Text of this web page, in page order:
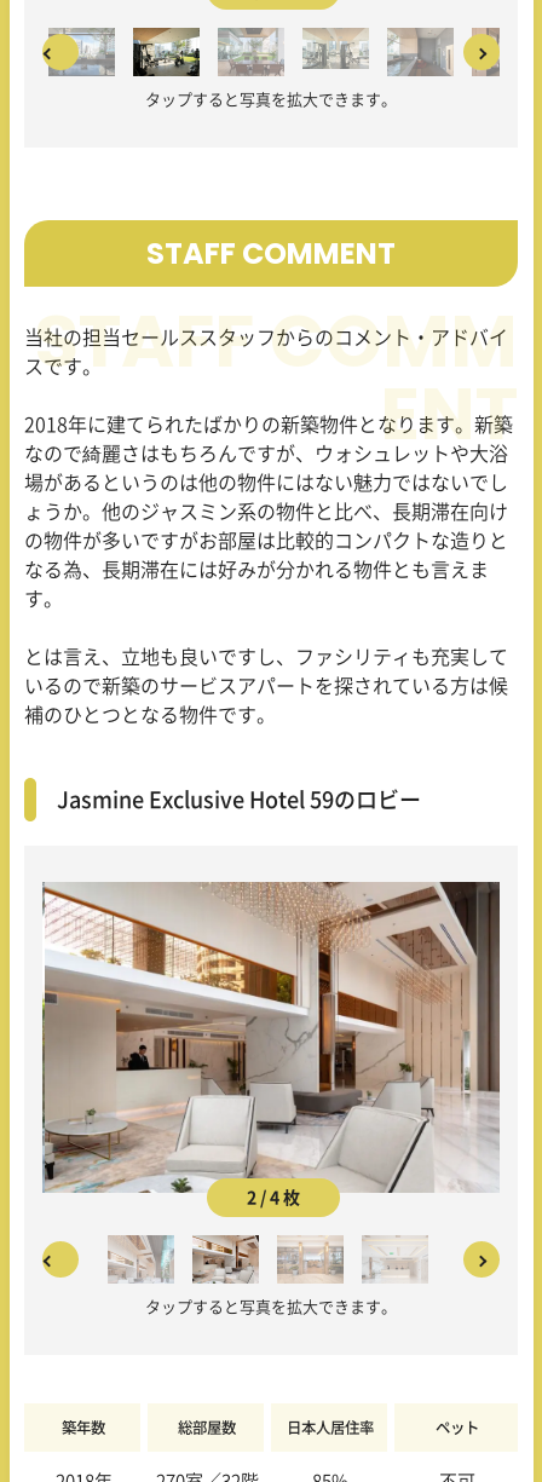
タップすると写真を拡大できます。
STAFF COMMENT
当社の担当セールススタッフからのコメント・アドバイ
スです。
2018年に建てられたばかりの新築物件となります。新築
なので綺麗さはもちろんですが、ウォシュレットや大浴
場があるというのは他の物件にはない魅力ではないでし
ょうか。他のジャスミン系の物件と比べ、長期滞在向け
の物件が多いですがお部屋は比較的コンパクトな造りと
なる為、長期滞在には好みが分かれる物件とも言えま
す。
とは言え、立地も良いですし、ファシリティも充実して
いるので新築のサービスアパートを探されている方は候
補のひとつとなる物件です。
Jasmine Exclusive Hotel 59のロビー
2 / 4 枚
タップすると写真を拡大できます。
築年数 総部屋数 日本人居住率 ペット